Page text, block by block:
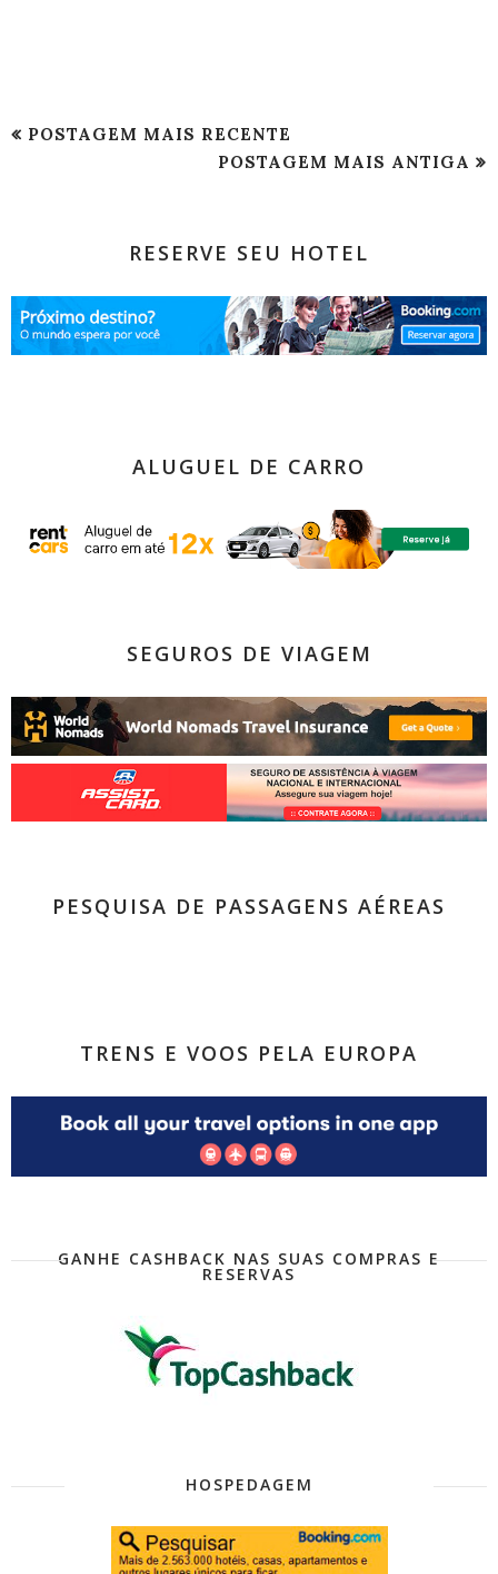
POSTAGEM MAIS RECENTE
POSTAGEM MAIS ANTIGA
RESERVE SEU HOTEL
ALUGUEL DE CARRO
SEGUROS DE VIAGEM
PESQUISA DE PASSAGENS AÉREAS
TRENS E VOOS PELA EUROPA
GANHE CASHBACK NAS SUAS COMPRAS E
RESERVAS
HOSPEDAGEM